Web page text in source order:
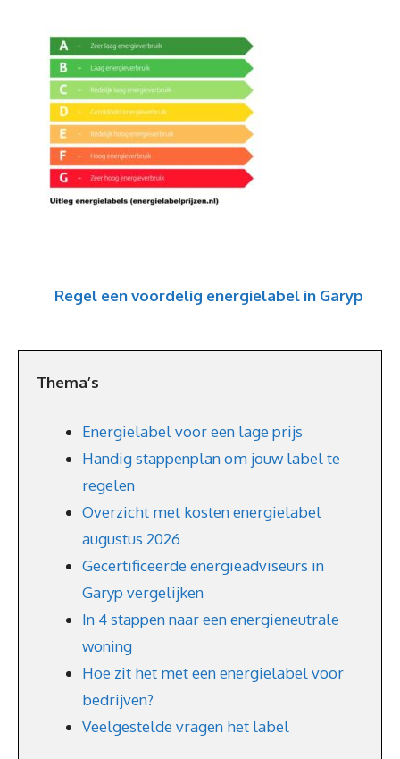
Regel een voordelig energielabel in Garyp
Thema’s
Energielabel voor een lage prijs
Handig stappenplan om jouw label te
regelen
Overzicht met kosten energielabel
augustus 2026
Gecertificeerde energieadviseurs in
Garyp vergelijken
In 4 stappen naar een energieneutrale
woning
Hoe zit het met een energielabel voor
bedrijven?
Veelgestelde vragen het label